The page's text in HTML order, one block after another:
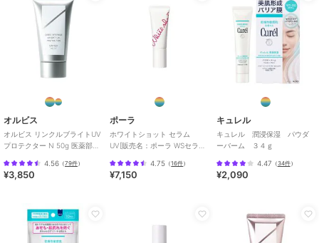
オルビス
オルビス リンクルブライトUV
プロテクター N 50g 医薬部外
4.56 （79件）
¥3,850
ポーラ
ホワイトショット セラム
UV[販売名：ポーラ WSセラム
4.75 （16件）
¥7,150
キュレル
キュレル 潤浸保湿 パウダ
ーバーム ３４ｇ
4.47 （34件）
¥2,090